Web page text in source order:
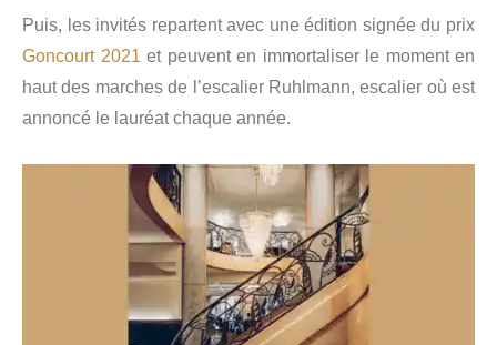
Puis, les invités repartent avec une édition signée du prix
Goncourt 2021 et peuvent en immortaliser le moment en
haut des marches de l’escalier Ruhlmann, escalier où est
annoncé le lauréat chaque année.